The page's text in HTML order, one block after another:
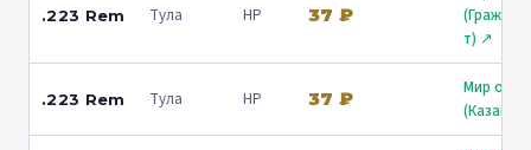
.223 Rem Тула HP 37 ₽
т) ↗
.223 Rem Тула HP 37 ₽
Мир
(Казань)